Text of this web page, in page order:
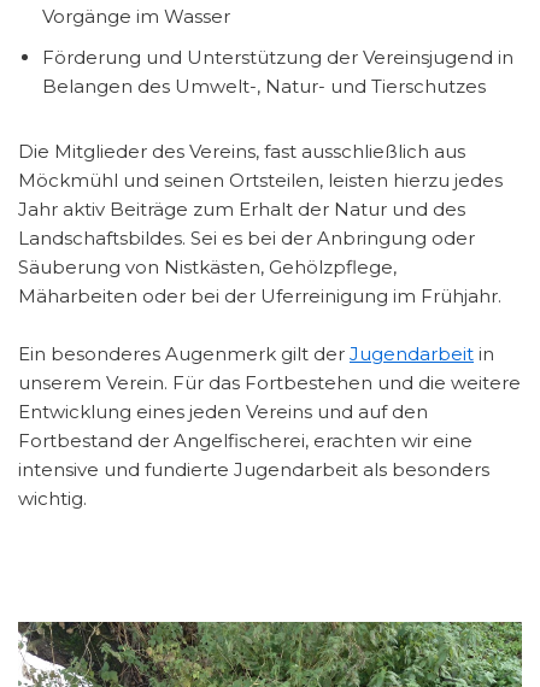
Vorgänge im Wasser
Förderung und Unterstützung der Vereinsjugend in
Belangen des Umwelt-, Natur- und Tierschutzes
Die Mitglieder des Vereins, fast ausschließlich aus
Möckmühl und seinen Ortsteilen, leisten hierzu jedes
Jahr aktiv Beiträge zum Erhalt der Natur und des
Landschaftsbildes. Sei es bei der Anbringung oder
Säuberung von Nistkästen, Gehölzpflege,
Mäharbeiten oder bei der Uferreinigung im Frühjahr.
Ein besonderes Augenmerk gilt der Jugendarbeit in
unserem Verein. Für das Fortbestehen und die weitere
Entwicklung eines jeden Vereins und auf den
Fortbestand der Angelfischerei, erachten wir eine
intensive und fundierte Jugendarbeit als besonders
wichtig.